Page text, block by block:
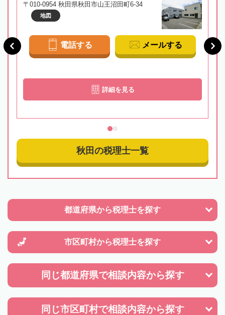
〒010-0954 秋田県秋田市山王沼田町6-34
地図
電話する メールする
詳細を見る
秋田の税理士一覧
都道府県から税理士を探す
市区町村から税理士を探す
同じ都道府県で相談内容から探す
同じ市区町村で相談内容から探す